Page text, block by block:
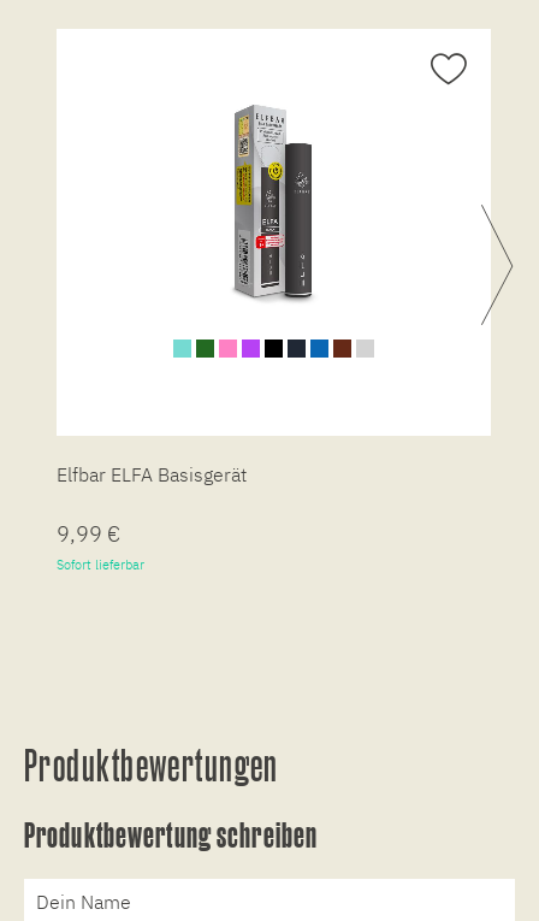
Elfbar ELFA Basisgerät
9,99 €
Sofort lieferbar
Produktbewertungen
Produktbewertung schreiben